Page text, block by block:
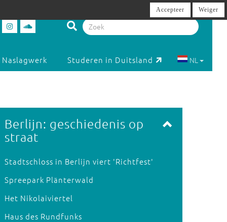
Naslagwerk Studeren in Duitsland NL
Berlijn: geschiedenis op
straat
Stadtschloss in Berlijn viert 'Richtfest'
Spreepark Plänterwald
Het Nikolaiviertel
Haus des Rundfunks
Accepteer Weiger